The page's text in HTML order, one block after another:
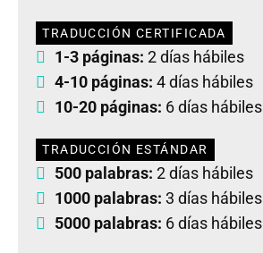
TRADUCCIÓN CERTIFICADA
1-3 páginas: 2 días hábiles
4-10 páginas: 4 días hábiles
10-20 páginas: 6 días hábiles
TRADUCCIÓN ESTÁNDAR
500 palabras: 2 días hábiles
1000 palabras: 3 días hábiles
5000 palabras: 6 días hábiles